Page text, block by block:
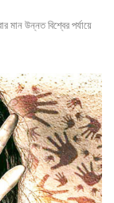
মান উন্নত বিশ্বের পর্যায়ে